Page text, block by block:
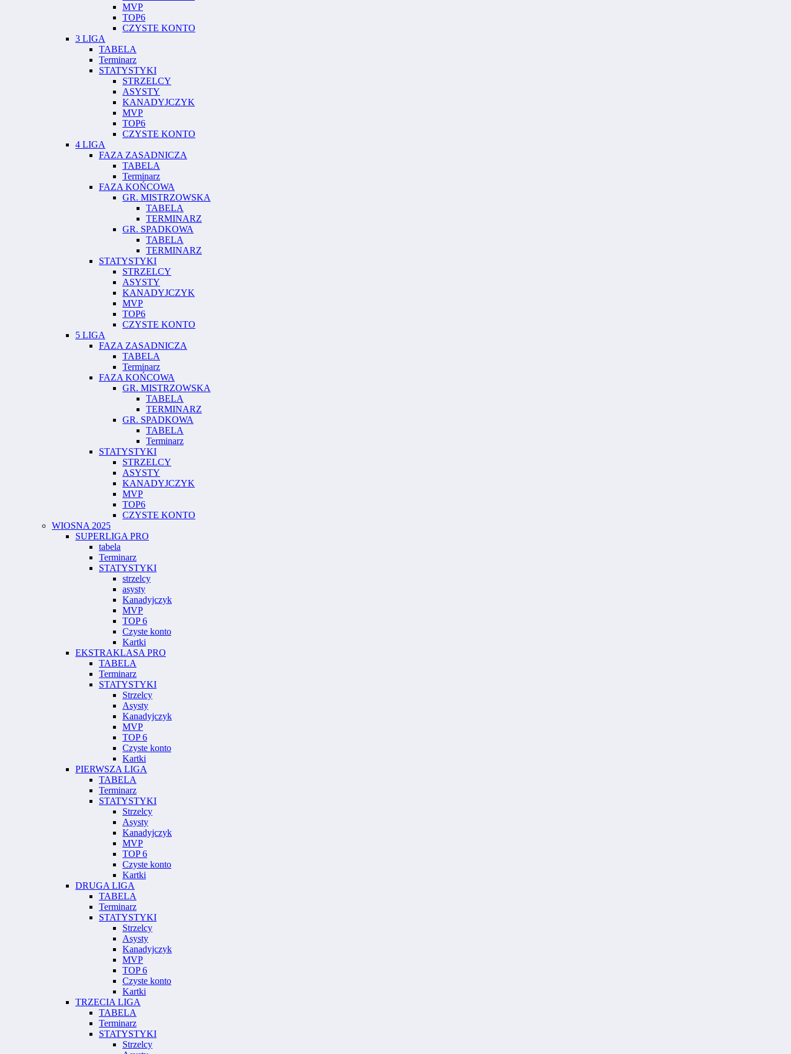
MVP
TOP6
CZYSTE KONTO
3 LIGA
TABELA
Terminarz
STATYSTYKI
STRZELCY
ASYSTY
KANADYJCZYK
MVP
TOP6
CZYSTE KONTO
4 LIGA
FAZA ZASADNICZA
TABELA
Terminarz
FAZA KOŃCOWA
GR. MISTRZOWSKA
TABELA
TERMINARZ
GR. SPADKOWA
TABELA
TERMINARZ
STATYSTYKI
STRZELCY
ASYSTY
KANADYJCZYK
MVP
TOP6
CZYSTE KONTO
5 LIGA
FAZA ZASADNICZA
TABELA
Terminarz
FAZA KOŃCOWA
GR. MISTRZOWSKA
TABELA
TERMINARZ
GR. SPADKOWA
TABELA
Terminarz
STATYSTYKI
STRZELCY
ASYSTY
KANADYJCZYK
MVP
TOP6
CZYSTE KONTO
WIOSNA 2025
SUPERLIGA PRO
tabela
Terminarz
STATYSTYKI
strzelcy
asysty
Kanadyjczyk
MVP
TOP 6
Czyste konto
Kartki
EKSTRAKLASA PRO
TABELA
Terminarz
STATYSTYKI
Strzelcy
Asysty
Kanadyjczyk
MVP
TOP 6
Czyste konto
Kartki
PIERWSZA LIGA
TABELA
Terminarz
STATYSTYKI
Strzelcy
Asysty
Kanadyjczyk
MVP
TOP 6
Czyste konto
Kartki
DRUGA LIGA
TABELA
Terminarz
STATYSTYKI
Strzelcy
Asysty
Kanadyjczyk
MVP
TOP 6
Czyste konto
Kartki
TRZECIA LIGA
TABELA
Terminarz
STATYSTYKI
Strzelcy